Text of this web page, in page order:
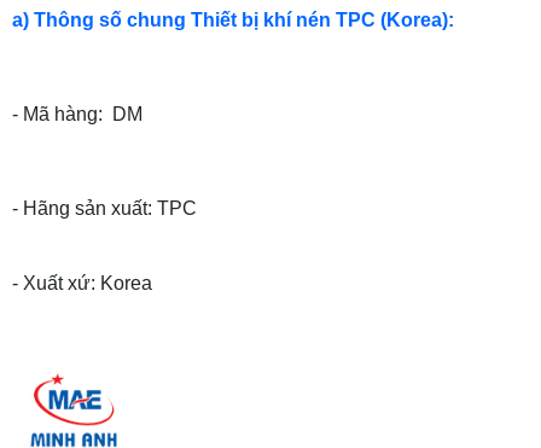
a) Thông số chung Thiết bị khí nén TPC (Korea):
- Mã hàng: DM
- Hãng sản xuất: TPC
- Xuất xứ: Korea